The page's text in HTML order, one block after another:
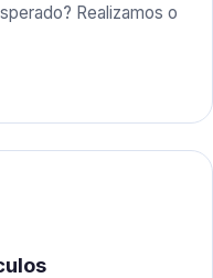
Realizamos o